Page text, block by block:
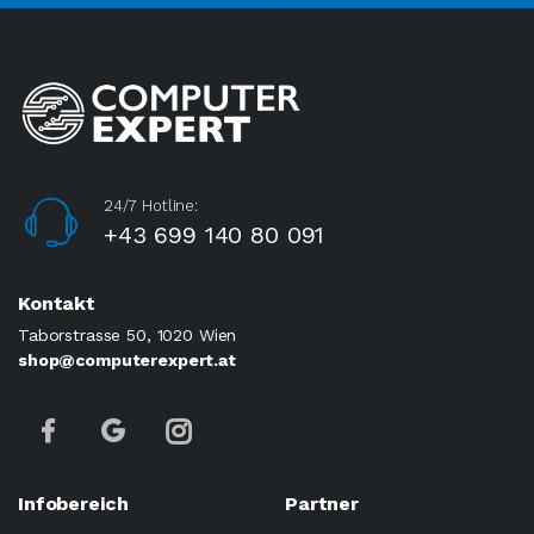
24/7 Hotline:
+43 699 140 80 091
Kontakt
Taborstrasse 50, 1020 Wien
shop@computerexpert.at
Infobereich Partner